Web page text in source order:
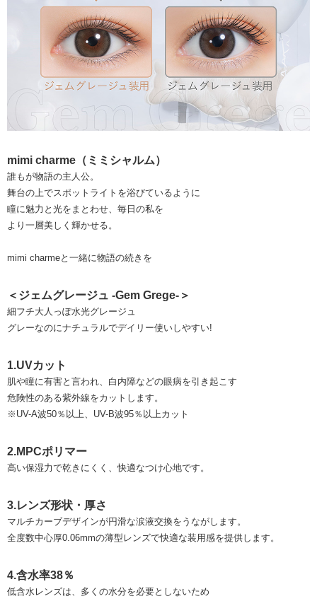
mimi charme（ミミシャルム）
誰もが物語の主人公。
舞台の上でスポットライトを浴びているように
瞳に魅力と光をまとわせ、毎日の私を
より一層美しく輝かせる。
mimi charmeと一緒に物語の続きを
＜ジェムグレージュ -Gem Grege-＞
細フチ大人っぽ水光グレージュ
グレーなのにナチュラルでデイリー使いしやすい!
1.UVカット
肌や瞳に有害と言われ、白内障などの眼病を引き起こす
危険性のある紫外線をカットします。
※UV-A波50％以上、UV-B波95％以上カット
2.MPCポリマー
高い保湿力で乾きにくく、快適なつけ心地です。
3.レンズ形状・厚さ
マルチカーブデザインが円滑な涙液交換をうながします。
全度数中心厚0.06mmの薄型レンズで快適な装用感を提供します。
4.含水率38％
低含水レンズは、多くの水分を必要としないため